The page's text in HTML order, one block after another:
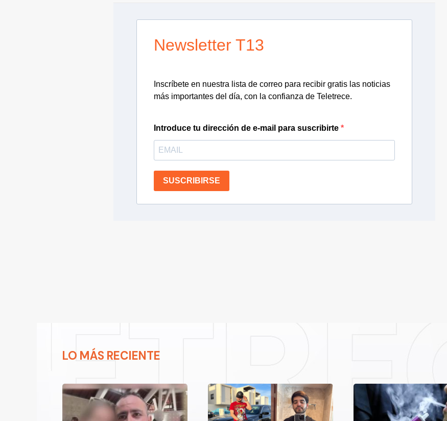
Newsletter T13
Inscríbete en nuestra lista de correo para recibir gratis las noticias
más importantes del día, con la confianza de Teletrece.
Introduce tu dirección de e-mail para suscribirte
SUSCRIBIRSE
LO MÁS RECIENTE